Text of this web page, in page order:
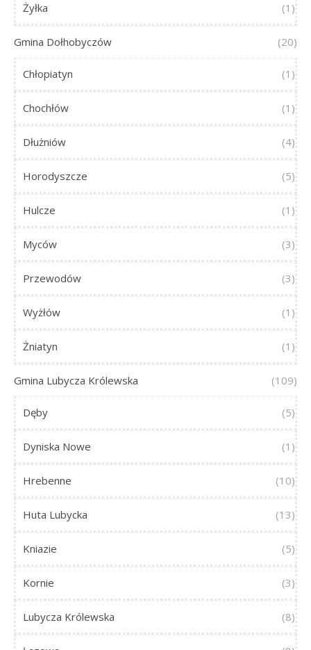
Żyłka (1)
Gmina Dołhobyczów (20)
Chłopiatyn (1)
Chochłów (1)
Dłużniów (4)
Horodyszcze (5)
Hulcze (1)
Myców (3)
Przewodów (3)
Wyżłów (1)
Żniatyn (1)
Gmina Lubycza Królewska (109)
Dęby (5)
Dyniska Nowe (1)
Hrebenne (10)
Huta Lubycka (13)
Kniazie (5)
Kornie (3)
Lubycza Królewska (8)